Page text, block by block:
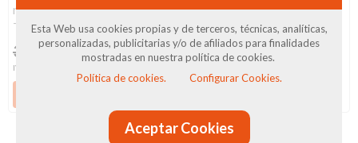
niños en negro y amarillo
Tundra de...
36,90 € 25 €
IVA Incluido
negro y amarillo JR30 de
JOMA. D-058
39,90 € 29 €
Esta Web usa cookies propias y de terceros, técnicas, analíticas,
personalizadas, publicitarias y/o de afiliados para finalidades
mostradas en nuestra política de cookies.
Política de cookies.
Configurar Cookies.
Aceptar Cookies